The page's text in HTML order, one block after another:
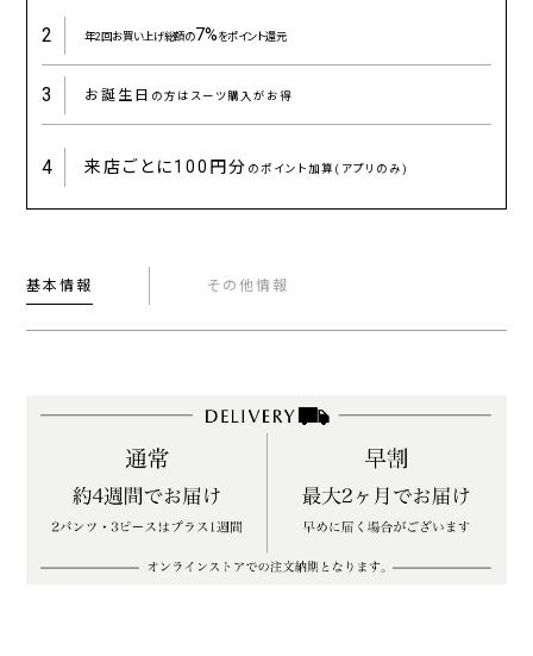
2 年2回お買い上げ総額の7%をポイント還元
3 お誕生日 の方はスーツ購入がお得
4 来店ごとに100円分 のポイント加算(アプリのみ)
基本情報 その他情報